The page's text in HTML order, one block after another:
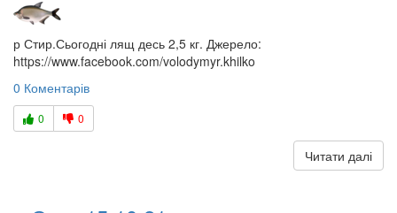
р Стир.Сьогодні лящ десь 2,5 кг. Джерело:
https://www.facebook.com/volodymyr.khilko
0 Коментарів
0 0
Читати далі